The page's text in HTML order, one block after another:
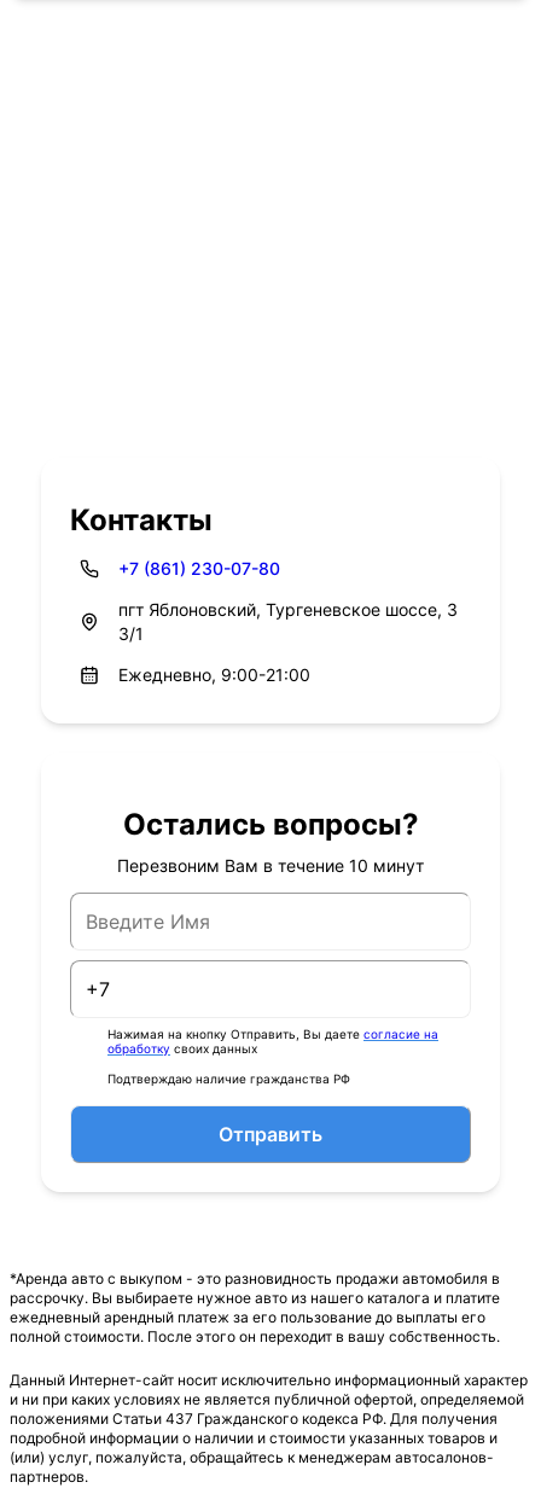
Контакты
+7 (861) 230-07-80
пгт Яблоновский, Тургеневское шоссе, 3
3/1
Ежедневно, 9:00-21:00
Остались вопросы?
Перезвоним Вам в течение 10 минут
Нажимая на кнопку Отправить, Вы даете согласие на
обработку своих данных
Подтверждаю наличие гражданства РФ
Отправить
*Аренда авто с выкупом - это разновидность продажи автомобиля в
рассрочку. Вы выбираете нужное авто из нашего каталога и платите
ежедневный арендный платеж за его пользование до выплаты его
полной стоимости. После этого он переходит в вашу собственность.
Данный Интернет-сайт носит исключительно информационный характер
и ни при каких условиях не является публичной офертой, определяемой
положениями Статьи 437 Гражданского кодекса РФ. Для получения
подробной информации о наличии и стоимости указанных товаров и
(или) услуг, пожалуйста, обращайтесь к менеджерам автосалонов-
партнеров.